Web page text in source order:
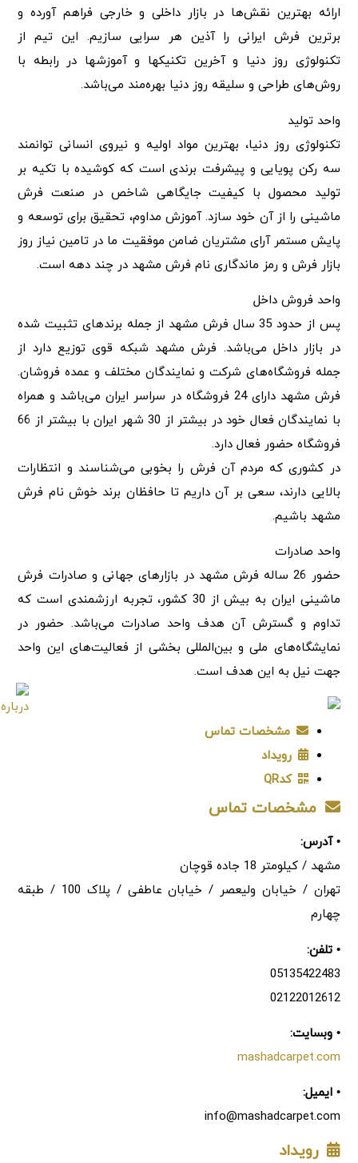
ارائه بهترین نقش‌ها در بازار داخلی و خارجی فراهم آورده و
برترین فرش ایرانی را آذین هر سرایی سازیم. این تیم از
تکنولوژی روز دنیا و آخرین تکنیکها و آموزشها در رابطه با
روش‌های طراحی و سلیقه روز دنیا بهره‌مند می‌باشد.
واحد تولید
تکنولوژی روز دنیا، بهترین مواد اولیه و نیروی انسانی توانمند
سه رکن پویایی و پیشرفت برندی است که کوشیده با تکیه بر
تولید محصول با کیفیت جایگاهی شاخص در صنعت فرش
ماشینی را از آن خود سازد. آموزش مداوم، تحقیق برای توسعه و
پایش مستمر آرای مشتریان ضامن موفقیت ما در تامین نیاز روز
بازار فرش و رمز ماندگاری نام فرش مشهد در چند دهه است.
واحد فروش داخل
پس از حدود 35 سال فرش مشهد از جمله برند‌های تثبیت شده
در بازار داخل می‌باشد. فرش مشهد شبکه قوی توزیع دارد از
جمله فروشگاه‌‌های شرکت و نمایندگان مختلف و عمده فروشان.
فرش مشهد دارای 24 فروشگاه در سراسر ایران می‌باشد و همراه
با نمایندگان فعال خود در بیشتر از 30 شهر ایران با بیشتر از 66
فروشگاه حضور فعال دارد.
در کشوری که مردم آن فرش را بخوبی می‌شناسند و انتظارات
بالایی دارند، سعی بر آن داریم تا حافظان برند خوش نام فرش
مشهد باشیم.
واحد صادرات
حضور 26 ساله فرش مشهد در بازارهای جهانی و صادرات فرش
ماشینی ایران به بیش از 30 کشور، تجربه ارزشمندی است که
تداوم و گسترش آن هدف واحد صادرات می‌باشد. حضور در
نمایشگاه‌های ملی و بین‌المللی بخشی از فعالیت‌های این واحد
جهت نیل به این هدف است.
مشخصات تماس
رویداد
کدQR
مشخصات تماس
• آدرس:
مشهد / کیلومتر 18 جاده قوچان
تهران / خیابان ولیعصر / خیابان عاطفی / پلاک 100 / طبقه
چهارم
• تلفن:
05135422483
02122012612
• وبسایت:
mashadcarpet.com
• ایمیل:
info@mashadcarpet.com
رویداد